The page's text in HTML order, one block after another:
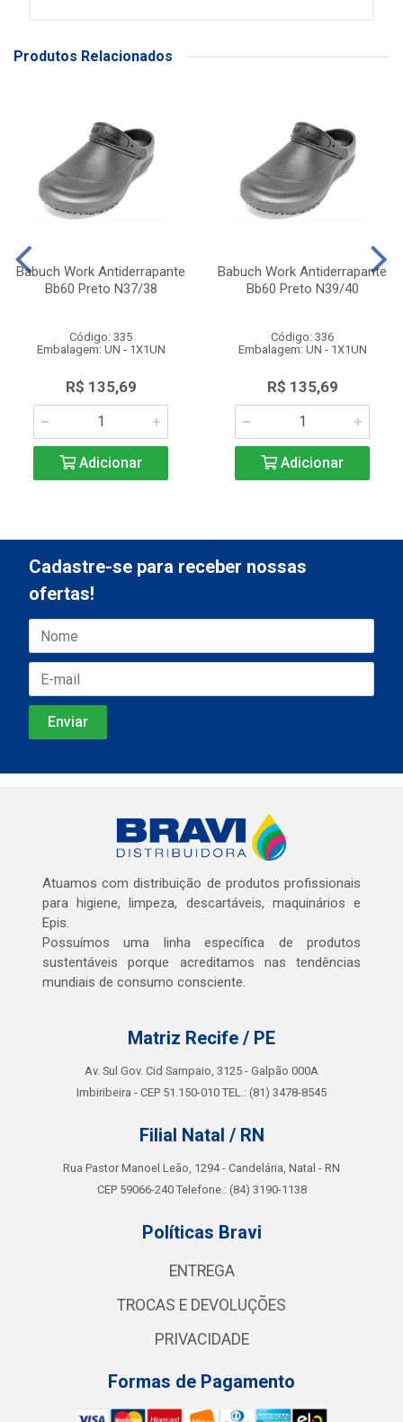
Produtos Relacionados
Babuch Work Antiderrapante
Bb60 Preto N37/38
Código: 335
Embalagem: UN - 1X1UN
R$ 135,69
Adicionar
Babuch Work Antiderrapante
Bb60 Preto N39/40
Código: 336
Embalagem: UN - 1X1UN
R$ 135,69
Adicionar
Cadastre-se para receber nossas
ofertas!
Atuamos com distribuição de produtos profissionais
para higiene, limpeza, descartáveis, maquinários e
Epis.
Possuímos uma linha específica de produtos
sustentáveis porque acreditamos nas tendências
mundiais de consumo consciente.
Matriz Recife / PE
Av. Sul Gov. Cid Sampaio, 3125 - Galpão 000A
Imbiribeira - CEP 51.150-010 TEL.: (81) 3478-8545
Filial Natal / RN
Rua Pastor Manoel Leão, 1294 - Candelária, Natal - RN
CEP 59066-240 Telefone.: (84) 3190-1138
Políticas Bravi
ENTREGA
TROCAS E DEVOLUÇÕES
PRIVACIDADE
Formas de Pagamento